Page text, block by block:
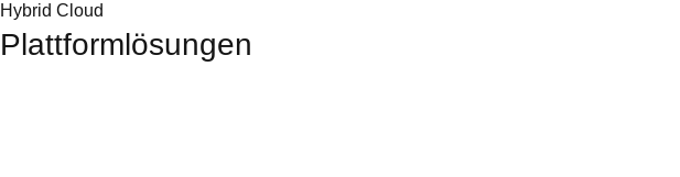
Hybrid Cloud
Plattformlösungen